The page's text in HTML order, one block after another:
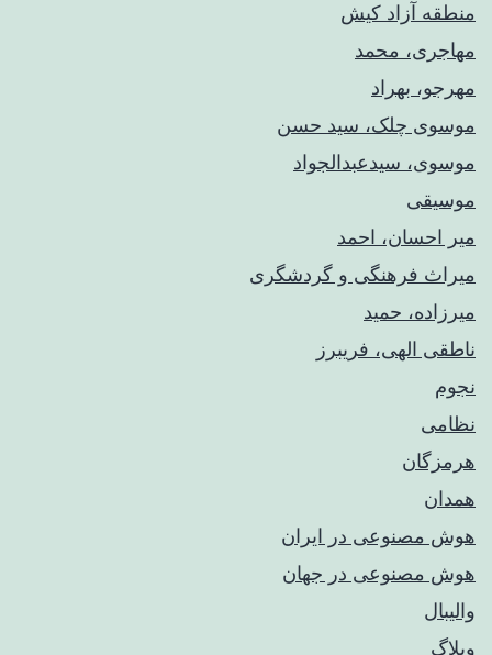
منطقه آزاد کیش
مهاجری، محمد
مهرجو، بهراد
موسوی چلک، سید حسن
موسوی، سیدعبدالجواد
موسیقی
میر احسان، احمد
میراث فرهنگی و گردشگری
میرزاده، حمید
ناطقی الهی، فریبرز
نجوم
نظامی
هرمزگان
همدان
هوش مصنوعی در ایران
هوش مصنوعی در جهان
والیبال
وبلاگ